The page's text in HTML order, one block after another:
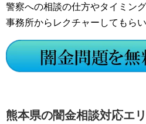
警察への相談の仕方やタイミン
事務所からレクチャーしてもらい
熊本県の闇金相談対応エ